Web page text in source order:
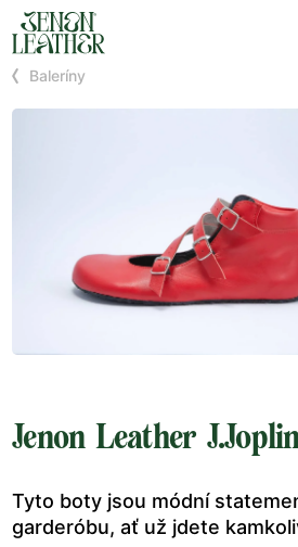
Baleríny
Jenon Leather
Tyto boty jsou módní
garderóbu, ať už jdete